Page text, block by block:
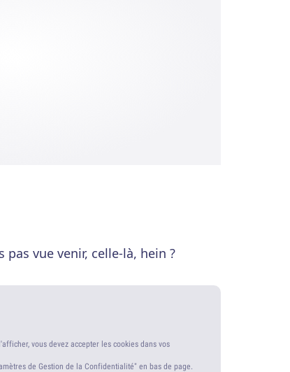
vue venir, celle-là, hein ?
vous devez accepter les cookies dans vos
de Gestion de la Confidentialité" en bas de page.